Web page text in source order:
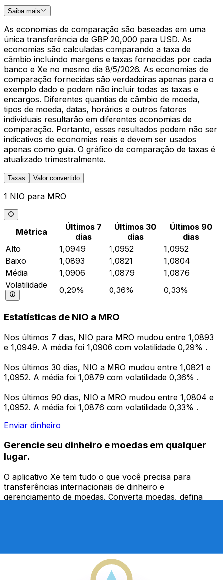
Saiba mais
As economias de comparação são baseadas em uma
única transferência de GBP 20,000 para USD. As
economias são calculadas comparando a taxa de
câmbio incluindo margens e taxas fornecidas por cada
banco e Xe no mesmo dia 8/5/2026. As economias de
comparação fornecidas são verdadeiras apenas para o
exemplo dado e podem não incluir todas as taxas e
encargos. Diferentes quantias de câmbio de moeda,
tipos de moeda, datas, horários e outros fatores
individuais resultarão em diferentes economias de
comparação. Portanto, esses resultados podem não ser
indicativos de economias reais e devem ser usados
apenas como guia. O gráfico de comparação de taxas é
atualizado trimestralmente.
Taxas Valor convertido
1 NIO para MRO
Métrica
Últimos 7
dias
Últimos 30
dias
Últimos 90
dias
Alto
1,0949 1,0952
1,0952
Baixo
1,0893 1,0821
1,0804
Média
1,0906 1,0879
1,0876
Volatilidade
0,29% 0,36% 0,33%
Estatísticas de NIO a MRO
Nos últimos 7 dias, NIO para MRO mudou entre 1,0893
e 1,0949. A média foi 1,0906 com volatilidade 0,29% .
Nos últimos 30 dias, NIO a MRO mudou entre 1,0821 e
1,0952. A média foi 1,0879 com volatilidade 0,36% .
Nos últimos 90 dias, NIO a MRO mudou entre 1,0804 e
1,0952. A média foi 1,0876 com volatilidade 0,33% .
Enviar dinheiro
Gerencie seu dinheiro e moedas em qualquer
lugar.
O aplicativo Xe tem tudo o que você precisa para
transferências internacionais de dinheiro e
gerenciamento de moedas. Converta moedas, defina